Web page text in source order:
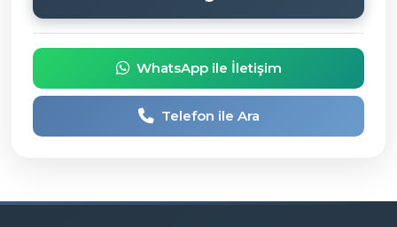
WhatsApp ile İletişim
Telefon ile Ara